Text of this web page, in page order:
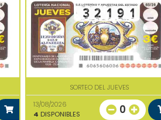
SORTEO DEL JUEVES
13/08/2026
4 DISPONIBLES 0